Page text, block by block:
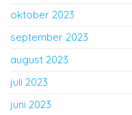
oktober 2023
september 2023
august 2023
juli 2023
juni 2023